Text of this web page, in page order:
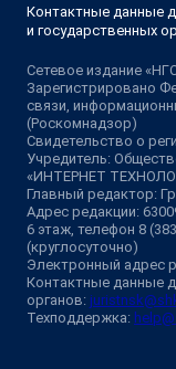
Контактные данные
и государственных
Сетевое издание
Зарегистрировано
связи,
(Роскомнадзор)
Свидетельство о
Учредитель:
«ИНТЕРНЕТ
Главный редактор:
Адрес редакции:
6 этаж, телефон 8
(круглосуточно)
Электронный адрес
Контактные данные
органов:
Техподдержка: